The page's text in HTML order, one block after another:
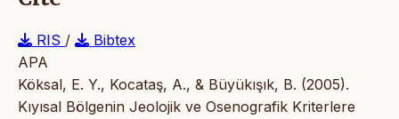
RIS /
Bibtex
APA
Köksal, E. Y., Kocataş, A., & Büyükışık, B. (2005).
Kıyısal Bölgenin Jeolojik ve Osenografik Kriterlere